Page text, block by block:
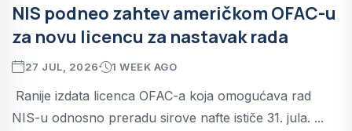
NIS podneo zahtev američkom OFAC-u
za novu licencu za nastavak rada
27 JUL, 2026 1 WEEK AGO
Ranije izdata licenca OFAC-a koja omogućava rad
NIS-u odnosno preradu sirove nafte ističe 31. jula. ...